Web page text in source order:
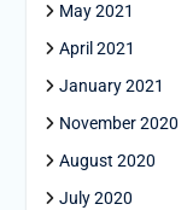
May 2021
April 2021
January 2021
November 2020
August 2020
July 2020